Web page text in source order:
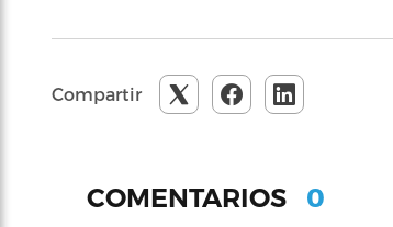
Compartir
COMENTARIOS 0